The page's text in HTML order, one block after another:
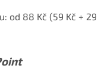
od 88 Kč (59 Kč +